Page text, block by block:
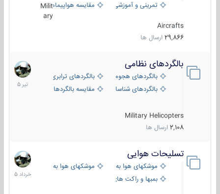
تمرینی و آموزشی
مقایسه هواپیماهاMilit
ary
Aircrafts
29,866 ارسال ها
بالگردهای نظامی
بالگردهای هجومی
بالگردهای ترابری
بالگردهای شناسایی
مقایسه بالگردها
Military Helicopters
2,108 ارسال ها
22
تیر
1405
تسلیحات هوایی
موشکهای هوا به هوا
موشکهای هوا به سطح
بمبها و راکت های هوایی
30
خرداد
1405